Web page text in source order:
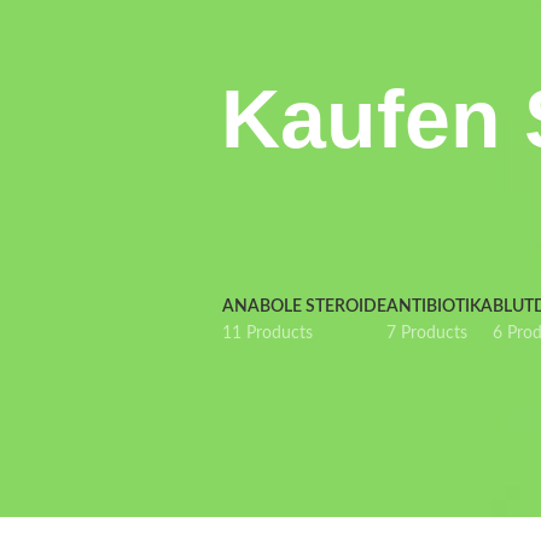
Kaufen
ANABOLE STEROIDE
11 Products
ANTIBIOTIKA
7 Products
6